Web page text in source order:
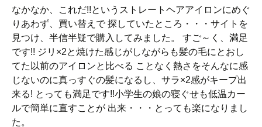
なかなか、これだ!!というストレートヘアアイロンにめぐ
りあわず、買い替えで 探していたところ・・・サイトを
見つけ、半信半疑で購入してみました。 すご～く、満足
です!! ジリ×2と焼けた感じがしながらも髪の毛にとおし
てた以前のアイロンと比べる ことなく熱さをそんなに感
じないのに真っすぐの髪になるし、サラ×2感がキープ出
来る! とっても満足です!!小学生の娘の寝ぐせも低温カー
ルで簡単に直すことが 出来・・・とっても楽になりまし
た。